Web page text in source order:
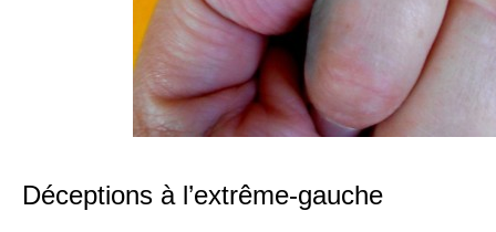
Déceptions à l’extrême-gauche